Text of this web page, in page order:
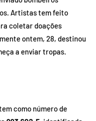
Artistas tem feito
coletar doações
ontem, 28, destinou
a enviar tropas.
como número de